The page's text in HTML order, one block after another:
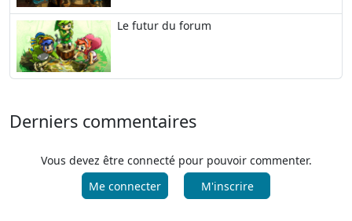
Le futur du forum
Derniers commentaires
Vous devez être connecté pour pouvoir commenter.
Me connecter
M'inscrire